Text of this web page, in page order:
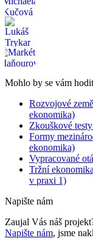
Mohlo by se vám hodit
Rozvojové
ekonomika)
Zkouškové
Formy
ekonomika)
Vypracované
Tržní
v praxi 1)
Napište nám
Zaujal Vás náš
Napište nám, jsme